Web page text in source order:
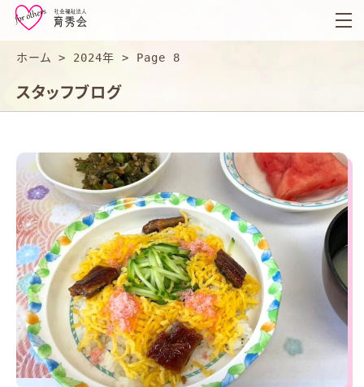
育
秀
会
ホーム > 2024年 > Page 8
スタッフブログ